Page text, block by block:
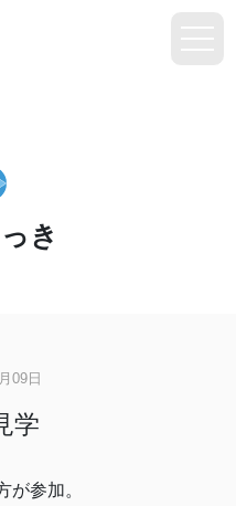
き
09日
学
が参加。